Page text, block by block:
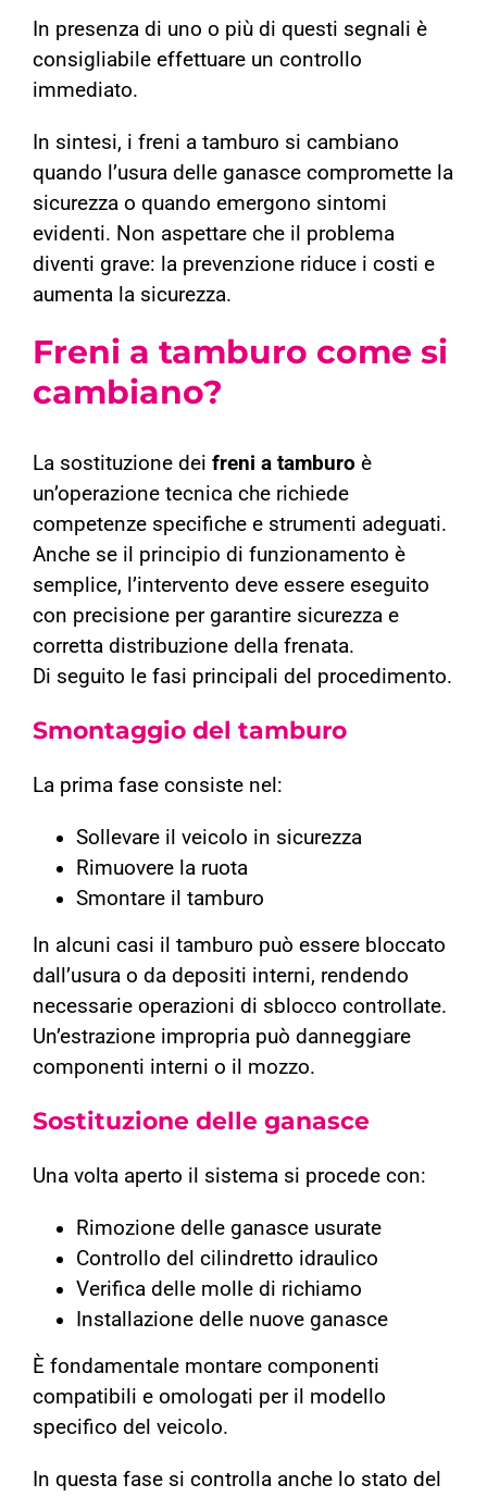
In presenza di uno o più di questi segnali è
consigliabile effettuare un controllo
immediato.
In sintesi, i freni a tamburo si cambiano
quando l’usura delle ganasce compromette la
sicurezza o quando emergono sintomi
evidenti. Non aspettare che il problema
diventi grave: la prevenzione riduce i costi e
aumenta la sicurezza.
Freni a tamburo come si
cambiano?
La sostituzione dei freni a tamburo è
un’operazione tecnica che richiede
competenze specifiche e strumenti adeguati.
Anche se il principio di funzionamento è
semplice, l’intervento deve essere eseguito
con precisione per garantire sicurezza e
corretta distribuzione della frenata.
Di seguito le fasi principali del procedimento.
Smontaggio del tamburo
La prima fase consiste nel:
Sollevare il veicolo in sicurezza
Rimuovere la ruota
Smontare il tamburo
In alcuni casi il tamburo può essere bloccato
dall’usura o da depositi interni, rendendo
necessarie operazioni di sblocco controllate.
Un’estrazione impropria può danneggiare
componenti interni o il mozzo.
Sostituzione delle ganasce
Una volta aperto il sistema si procede con:
Rimozione delle ganasce usurate
Controllo del cilindretto idraulico
Verifica delle molle di richiamo
Installazione delle nuove ganasce
È fondamentale montare componenti
compatibili e omologati per il modello
specifico del veicolo.
In questa fase si controlla anche lo stato del